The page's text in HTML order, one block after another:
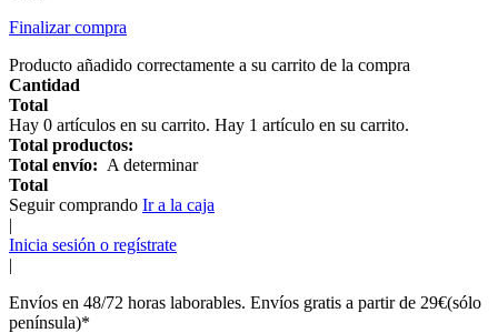
Finalizar compra
Producto añadido correctamente a su carrito de la compra
Cantidad
Total
Hay 0 artículos en su carrito. Hay 1 artículo en su carrito.
Total productos:
Total envío: A determinar
Total
Seguir comprando Ir a la caja
|
Inicia sesión o regístrate
|
Envíos en 48/72 horas laborables. Envíos gratis a partir de 29€(sólo
península)*